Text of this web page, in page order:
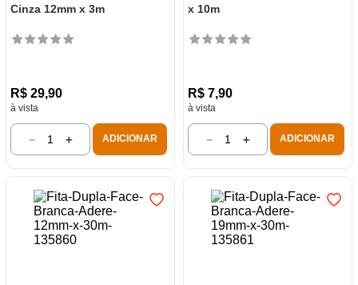
Cinza 12mm x 3m
R$ 29,90
à vista
＋
－ ADICIONAR
x 10m
R$ 7,90
à vista
＋
－ ADICIONAR